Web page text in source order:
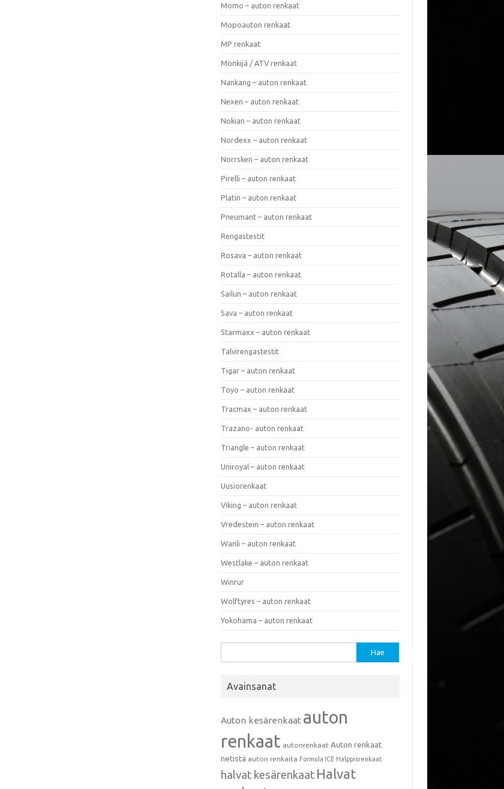
Momo – auton renkaat
Mopoauton renkaat
MP renkaat
Mönkijä / ATV renkaat
Nankang – auton renkaat
Nexen – auton renkaat
Nokian – auton renkaat
Nordexx – auton renkaat
Norrsken – auton renkaat
Pirelli – auton renkaat
Platin – auton renkaat
Pneumant – auton renkaat
Rengastestit
Rosava – auton renkaat
Rotalla – auton renkaat
Sailun – auton renkaat
Sava – auton renkaat
Starmaxx – auton renkaat
Talvirengastestit
Tigar – auton renkaat
Toyo – auton renkaat
Tracmax – auton renkaat
Trazano- auton renkaat
Triangle – auton renkaat
Uniroyal – auton renkaat
Uusiorenkaat
Viking – auton renkaat
Vredestein – auton renkaat
Wanli – auton renkaat
Westlake – auton renkaat
Winrur
Wolftyres – auton renkaat
Yokohama – auton renkaat
Avainsanat
Auton kesärenkaat auton
renkaat autonrenkaat Auton renkaat
netistä auton renkaita Formula ICE Halppisrenkaat
halvat kesärenkaat Halvat